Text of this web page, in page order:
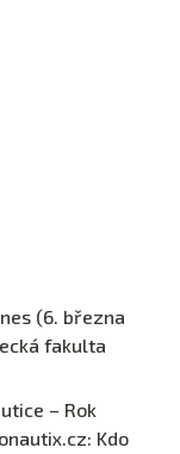
(6. března
fakulta
– Rok
: Kdo